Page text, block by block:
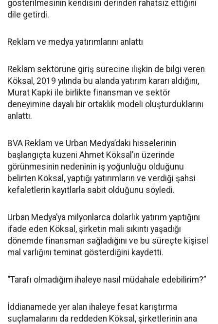
gösterilmesinin kendisini derinden rahatsız ettiğini
dile getirdi.
Reklam ve medya yatırımlarını anlattı
Reklam sektörüne giriş sürecine ilişkin de bilgi veren
Köksal, 2019 yılında bu alanda yatırım kararı aldığını,
Murat Kapki ile birlikte finansman ve sektör
deneyimine dayalı bir ortaklık modeli oluşturduklarını
anlattı.
BVA Reklam ve Urban Medya’daki hisselerinin
başlangıçta kuzeni Ahmet Köksal’ın üzerinde
görünmesinin nedeninin iş yoğunluğu olduğunu
belirten Köksal, yaptığı yatırımların ve verdiği şahsi
kefaletlerin kayıtlarla sabit olduğunu söyledi.
Urban Medya’ya milyonlarca dolarlık yatırım yaptığını
ifade eden Köksal, şirketin mali sıkıntı yaşadığı
dönemde finansman sağladığını ve bu süreçte kişisel
mal varlığını teminat gösterdiğini kaydetti.
“Tarafı olmadığım ihaleye nasıl müdahale edebilirim?”
İddianamede yer alan ihaleye fesat karıştırma
suçlamalarını da reddeden Köksal, şirketlerinin ana